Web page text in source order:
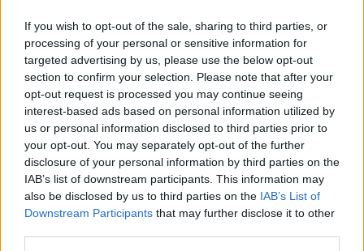
If you wish to opt-out of the sale, sharing to third parties, or
processing of your personal or sensitive information for
targeted advertising by us, please use the below opt-out
section to confirm your selection. Please note that after your
opt-out request is processed you may continue seeing
interest-based ads based on personal information utilized by
us or personal information disclosed to third parties prior to
your opt-out. You may separately opt-out of the further
disclosure of your personal information by third parties on the
IAB’s list of downstream participants. This information may
also be disclosed by us to third parties on the IAB’s List of
Downstream Participants that may further disclose it to other